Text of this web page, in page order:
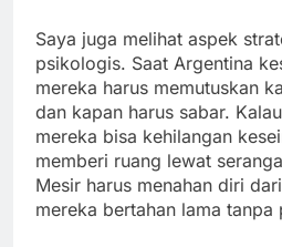
Saya juga melihat aspek
psikologis. Saat Argentina
mereka harus memutuskan
dan kapan harus sabar.
mereka bisa kehilangan
memberi ruang lewat
Mesir harus menahan diri
mereka bertahan lama tanpa